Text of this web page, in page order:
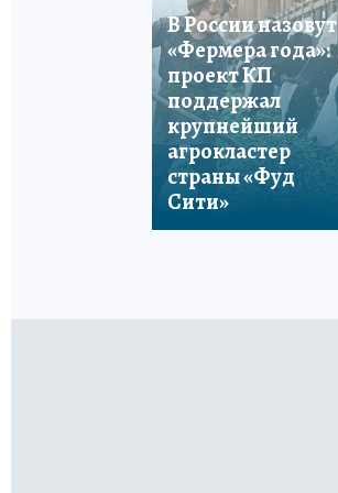
В России назовут
«Фермера года»:
проект КП
поддержал
крупнейший
агрокластер
страны «Фуд
Сити»